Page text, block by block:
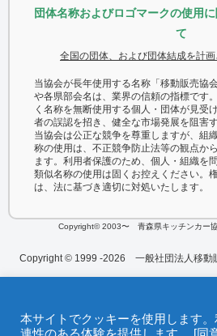
団体名称およびロゴマークの使用
て
全国の団体、および団体結成を計
当協会が長年使用する名称「移動販売協
や各県部会名は、業界の信頼の指標です
く名称を無断使用する個人・団体が見受
者の誤認を招き、健全な市場発展を阻害
当協会は公正な競争を尊重しますが、組
称の使用は、不正競争防止法等の観点か
ます。利用者保護のため、個人・組織を
類似名称の使用は固くお控えください。
は、法に基づき適切に対処いたします。
Copyright© 2003〜 青森県キッチンカー
Copyright © 1999 -2026 一般社団法人移動
本サイトでクッキーを使用します